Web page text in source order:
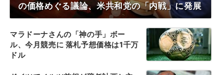
の価格めぐる議論、米共和党の「内戦」に発展
マラドーナさんの「神の手」ボー
ル、今月競売に 落札予想価格は1千万
ドル